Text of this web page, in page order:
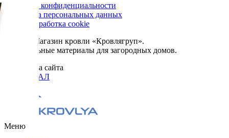
Политика конфиденциальности
Обработка персональных данных
Сбор и обработка cookie
© 2026. Магазин кровли «Кровлягруп».
Строительные материалы для загородных домов.
Разработка сайта
ОРИГИНАЛ
Меню